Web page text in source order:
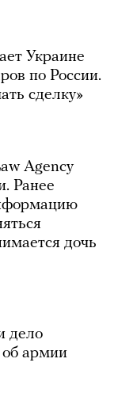
Украине
по России.
сделку»
Agency
Ранее
дочь
дело
об армии